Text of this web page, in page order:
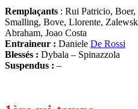
Remplaçants : Rui Patricio,
Smalling, Bove, Llorente,
Abraham, Joao Costa
Entraineur : Daniele De Rossi
Blessés : Dybala – Spinazzola
Suspendus : –